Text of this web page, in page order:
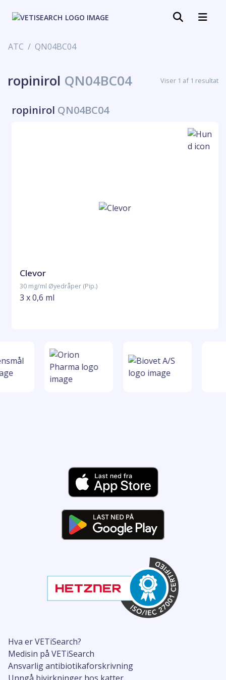
ATC QN04BC04
ropinirol QN04BC04 Viser 1 af 1 resultat
ropinirol QN04BC04
Clevor
30 mg/ml Øyedråper (Pip.)
3 x 0,6 ml
Hva er VETiSearch?
Medisin på VETiSearch
Ansvarlig antibiotikaforskrivning